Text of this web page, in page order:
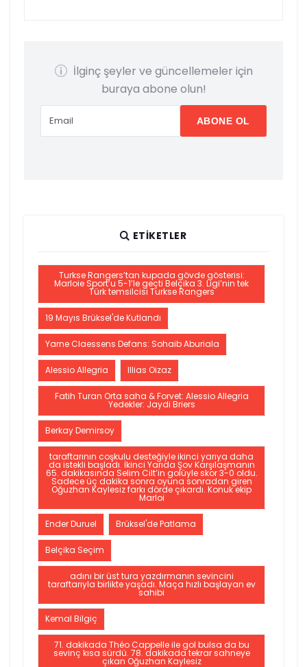
İlginç şeyler ve güncellemeler için
buraya abone olun!
ETIKETLER
Turkse Rangers’tan kupada gövde gösterisi:
Marloie Sport’u 5-1’le geçti Belçika 3. Ligi’nin tek
Türk temsilcisi Turkse Rangers
19 Mayıs Brüksel'de Kutlandı
Yarne Claessens Defans: Sohaib Aburiala
Alessio Allegria Illias Oizaz
Fatih Turan Orta saha & Forvet: Alessio Allegria
Yedekler: Jaydi Briers
Berkay Demirsoy
taraftarının coşkulu desteğiyle ikinci yarıya daha
da istekli başladı. İkinci Yarıda Şov Karşılaşmanın
65. dakikasında Selim Cilt’in golüyle skor 3-0 oldu.
Sadece üç dakika sonra oyuna sonradan giren
Oğuzhan Kaylesiz farkı dörde çıkardı. Konuk ekip
Marloi
Ender Duruel Brüksel'de Patlama
Belçika Seçim
adını bir üst tura yazdırmanın sevincini
taraftarıyla birlikte yaşadı. Maça hızlı başlayan ev
sahibi
Kemal Bilgiç
71. dakikada Théo Cappelle ile gol bulsa da bu
sevinç kısa sürdü. 78. dakikada tekrar sahneye
çıkan Oğuzhan Kaylesiz